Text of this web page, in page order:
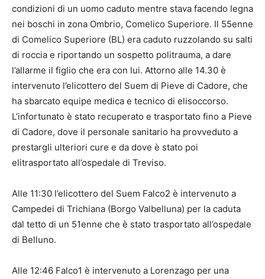
condizioni di un uomo caduto mentre stava facendo legna
nei boschi in zona Ombrio, Comelico Superiore. Il 55enne
di Comelico Superiore (BL) era caduto ruzzolando su salti
di roccia e riportando un sospetto politrauma, a dare
l’allarme il figlio che era con lui. Attorno alle 14.30 è
intervenuto l’elicottero del Suem di Pieve di Cadore, che
ha sbarcato equipe medica e tecnico di elisoccorso.
L’infortunato è stato recuperato e trasportato fino a Pieve
di Cadore, dove il personale sanitario ha provveduto a
prestargli ulteriori cure e da dove è stato poi
elitrasportato all’ospedale di Treviso.
Alle 11:30 l’elicottero del Suem Falco2 è intervenuto a
Campedei di Trichiana (Borgo Valbelluna) per la caduta
dal tetto di un 51enne che è stato trasportato all’ospedale
di Belluno.
Alle 12:46 Falco1 è intervenuto a Lorenzago per una